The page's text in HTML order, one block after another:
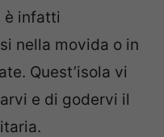
è infatti
nella movida o in
Quest’isola vi
e di godervi il